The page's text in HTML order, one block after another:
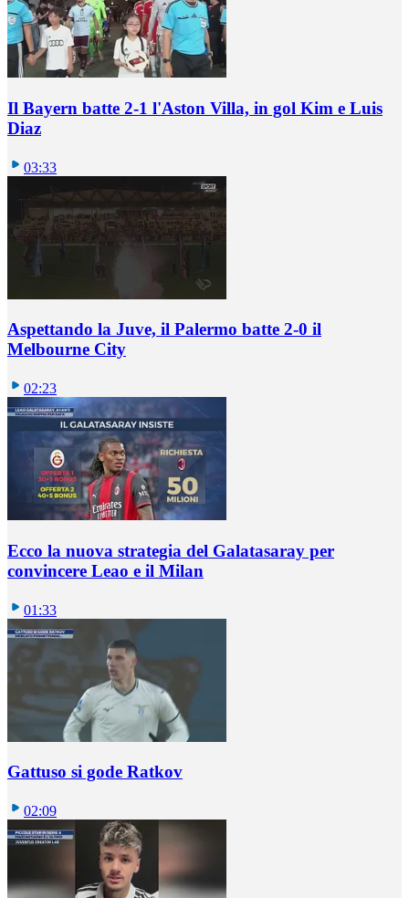
Il Bayern batte 2-1 l'Aston Villa, in gol Kim e Luis
Diaz
03:33
Aspettando la Juve, il Palermo batte 2-0 il
Melbourne City
02:23
Ecco la nuova strategia del Galatasaray per
convincere Leao e il Milan
01:33
Gattuso si gode Ratkov
02:09